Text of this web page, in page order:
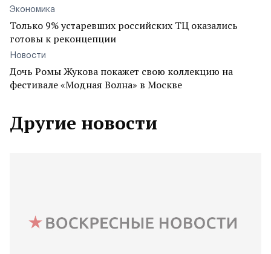
Экономика
Только 9% устаревших российских ТЦ оказались
готовы к реконцепции
Новости
Дочь Ромы Жукова покажет свою коллекцию на
фестивале «Модная Волна» в Москве
Другие новости